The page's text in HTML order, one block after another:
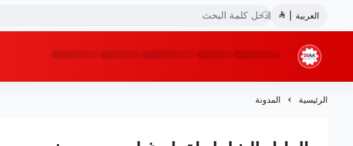
العربية
شركة ضياء البشائر للتجارة
الرئيسية المدونة